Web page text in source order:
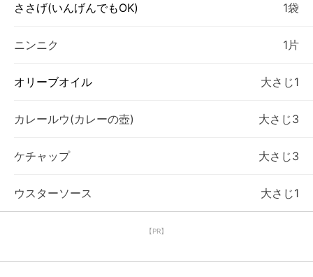
ささげ(いんげんでもOK) 1袋
ニンニク 1片
オリーブオイル 大さじ1
カレールウ(カレーの壺) 大さじ3
ケチャップ 大さじ3
ウスターソース 大さじ1
【PR】